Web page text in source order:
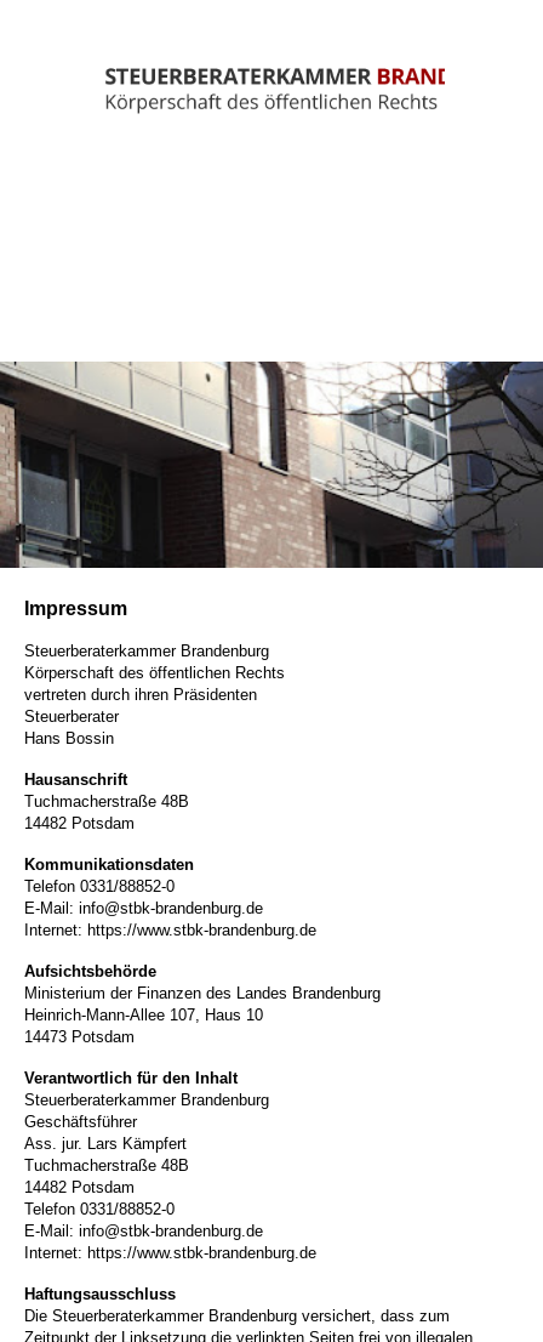
Impressum
Steuerberaterkammer Brandenburg
Körperschaft des öffentlichen Rechts
vertreten durch ihren Präsidenten
Steuerberater
Hans Bossin
Hausanschrift
Tuchmacherstraße 48B
14482 Potsdam
Kommunikationsdaten
Telefon 0331/88852-0
E-Mail: info@stbk-brandenburg.de
Internet: https://www.stbk-brandenburg.de
Aufsichtsbehörde
Ministerium der Finanzen des Landes Brandenburg
Heinrich-Mann-Allee 107, Haus 10
14473 Potsdam
Verantwortlich für den Inhalt
Steuerberaterkammer Brandenburg
Geschäftsführer
Ass. jur. Lars Kämpfert
Tuchmacherstraße 48B
14482 Potsdam
Telefon 0331/88852-0
E-Mail: info@stbk-brandenburg.de
Internet: https://www.stbk-brandenburg.de
Haftungsausschluss
Die Steuerberaterkammer Brandenburg versichert, dass zum
Zeitpunkt der Linksetzung die verlinkten Seiten frei von illegalen